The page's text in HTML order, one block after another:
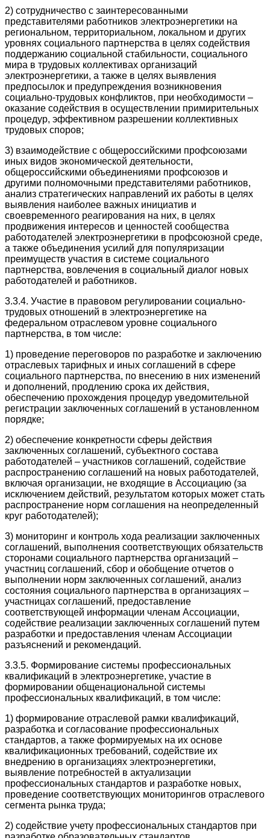
2) сотрудничество с заинтересованными
представителями работников электроэнергетики на
региональном, территориальном, локальном и других
уровнях социального партнерства в целях содействия
поддержанию социальной стабильности, социального
мира в трудовых коллективах организаций
электроэнергетики, а также в целях выявления
предпосылок и предупреждения возникновения
социально-трудовых конфликтов, при необходимости –
оказание содействия в осуществлении примирительных
процедур, эффективном разрешении коллективных
трудовых споров;
3) взаимодействие с общероссийскими профсоюзами
иных видов экономической деятельности,
общероссийскими объединениями профсоюзов и
другими полномочными представителями работников,
анализ стратегических направлений их работы в целях
выявления наиболее важных инициатив и
своевременного реагирования на них, в целях
продвижения интересов и ценностей сообщества
работодателей электроэнергетики в профсоюзной среде,
а также объединения усилий для популяризации
преимуществ участия в системе социального
партнерства, вовлечения в социальный диалог новых
работодателей и работников.
3.3.4. Участие в правовом регулировании социально-
трудовых отношений в электроэнергетике на
федеральном отраслевом уровне социального
партнерства, в том числе:
1) проведение переговоров по разработке и заключению
отраслевых тарифных и иных соглашений в сфере
социального партнерства, по внесению в них изменений
и дополнений, продлению срока их действия,
обеспечению прохождения процедур уведомительной
регистрации заключенных соглашений в установленном
порядке;
2) обеспечение конкретности сферы действия
заключенных соглашений, субъектного состава
работодателей – участников соглашений, содействие
распространению соглашений на новых работодателей,
включая организации, не входящие в Ассоциацию (за
исключением действий, результатом которых может стать
распространение норм соглашения на неопределенный
круг работодателей);
3) мониторинг и контроль хода реализации заключенных
соглашений, выполнения соответствующих обязательств
сторонами социального партнерства организаций –
участниц соглашений, сбор и обобщение отчетов о
выполнении норм заключенных соглашений, анализ
состояния социального партнерства в организациях –
участницах соглашений, предоставление
соответствующей информации членам Ассоциации,
содействие реализации заключенных соглашений путем
разработки и предоставления членам Ассоциации
разъяснений и рекомендаций.
3.3.5. Формирование системы профессиональных
квалификаций в электроэнергетике, участие в
формировании общенациональной системы
профессиональных квалификаций, в том числе:
1) формирование отраслевой рамки квалификаций,
разработка и согласование профессиональных
стандартов, а также формируемых на их основе
квалификационных требований, содействие их
внедрению в организациях электроэнергетики,
выявление потребностей в актуализации
профессиональных стандартов и разработке новых,
проведение соответствующих мониторингов отраслевого
сегмента рынка труда;
2) содействие учету профессиональных стандартов при